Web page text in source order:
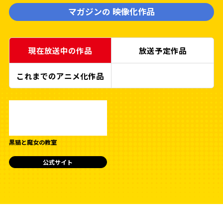
マガジンの 映像化作品
現在放送中の作品 放送予定作品
これまでのアニメ化作品
黒猫と魔女の教室
公式サイト